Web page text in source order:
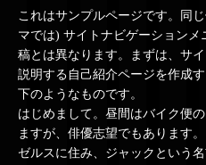
これはサンプルページです。同
マでは) サイトナビゲーション
稿とは異なります。まずは、サ
説明する自己紹介ページを作成
下のようなものです。
はじめまして。昼間はバイク便
ますが、俳優志望でもあります
ゼルスに住み、ジャックという